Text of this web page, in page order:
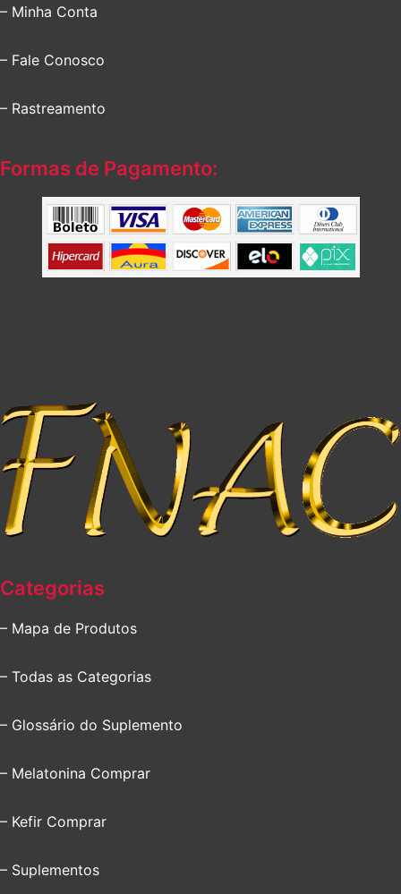
– Minha Conta
– Fale Conosco
– Rastreamento
Formas de Pagamento:
Categorias
– Mapa de Produtos
– Todas as Categorias
– Glossário do Suplemento
– Melatonina Comprar
– Kefir Comprar
– Suplementos